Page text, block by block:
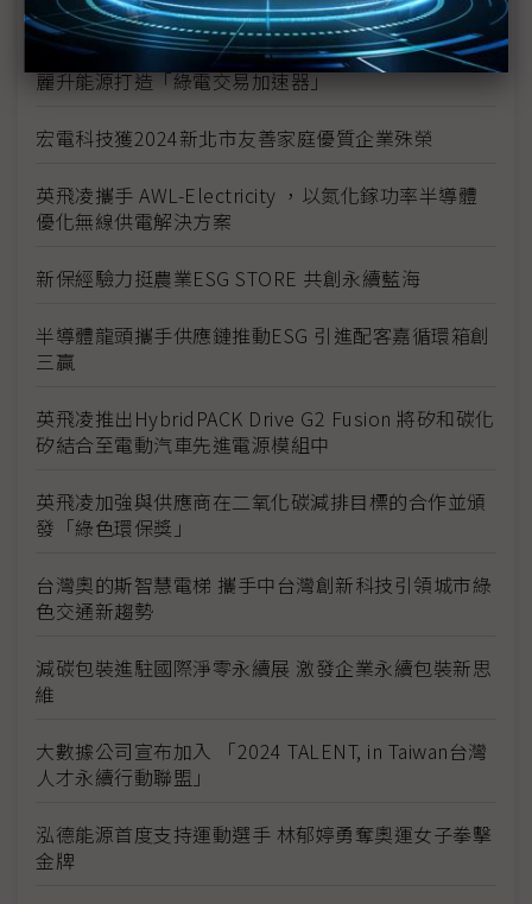
大同永續搶攻碳權商機 完成高價藍碳交易
麗升能源打造「綠電交易加速器」
宏電科技獲2024新北市友善家庭優質企業殊榮
英飛凌攜手 AWL-Electricity ，以氮化鎵功率半導體
優化無線供電解決方案
新保經驗力挺農業ESG STORE 共創永續藍海
半導體龍頭攜手供應鏈推動ESG 引進配客嘉循環箱創
三贏
英飛凌推出HybridPACK Drive G2 Fusion 將矽和碳化
矽結合至電動汽車先進電源模組中
英飛凌加強與供應商在二氧化碳減排目標的合作並頒
發「綠色環保獎」
台灣奧的斯智慧電梯 攜手中台灣創新科技引領城市綠
色交通新趨勢
減碳包裝進駐國際淨零永續展 激發企業永續包裝新思
維
大數據公司宣布加入 「2024 TALENT, in Taiwan台灣
人才永續行動聯盟」
泓德能源首度支持運動選手 林郁婷勇奪奧運女子拳擊
金牌